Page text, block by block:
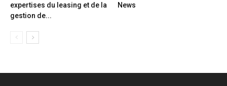
expertises du leasing et de la
gestion de...
News